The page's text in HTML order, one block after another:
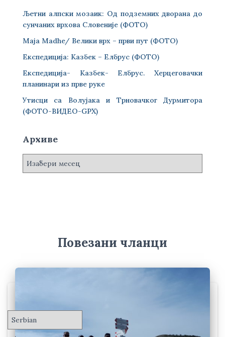
Љетни алпски мозаик: Од подземних дворана до
сунчаних врхова Словеније (ФОТО)
Maja Madhe/ Велики врх – први пут (ФОТО)
Експедиција: Казбек – Елбрус (ФОТО)
Експедиција- Казбек- Елбрус. Херцеговачки
планинари из прве руке
Утисци са Волујака и Трновачког Дурмитора
(ФОТО-ВИДЕО-GPX)
Архиве
А
Повезани чланци